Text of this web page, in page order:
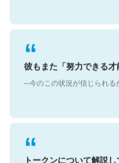
彼もまた「努力できる才
トークンについて解説